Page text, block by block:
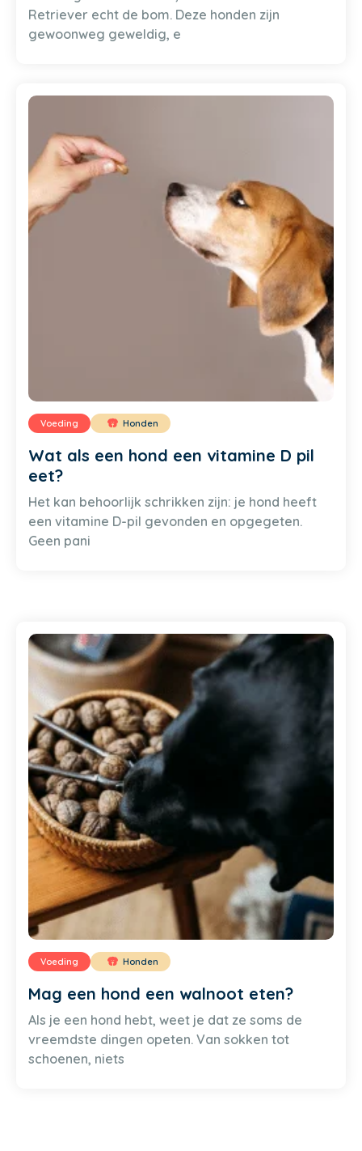
Retriever echt de bom. Deze honden zijn
gewoonweg geweldig, e
Voeding Honden
Wat als een hond een vitamine D pil
eet?
Het kan behoorlijk schrikken zijn: je hond heeft
een vitamine D-pil gevonden en opgegeten.
Geen pani
Voeding Honden
Mag een hond een walnoot eten?
Als je een hond hebt, weet je dat ze soms de
vreemdste dingen opeten. Van sokken tot
schoenen, niets